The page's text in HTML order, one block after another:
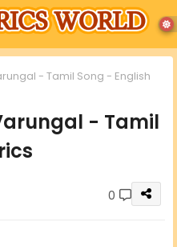
- Tamil Song - English
- Tamil
0